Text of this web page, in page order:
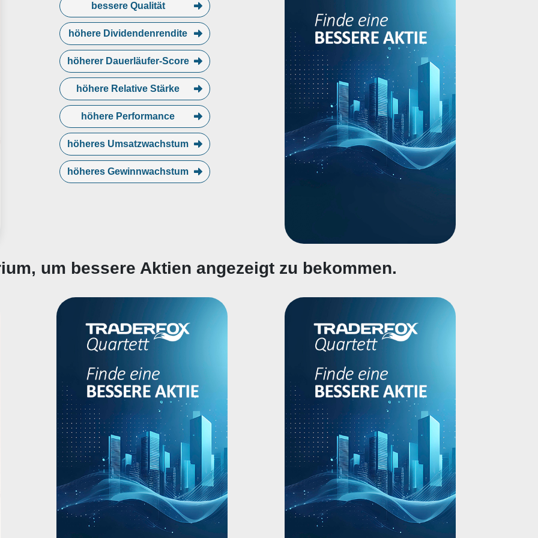
bessere Qualität
höhere Dividendenrendite
höherer Dauerläufer-Score
höhere Relative Stärke
höhere Performance
höheres Umsatzwachstum
höheres Gewinnwachstum
um bessere Aktien angezeigt zu bekommen.